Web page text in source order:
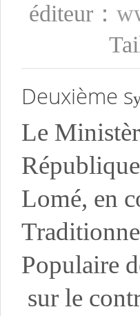
éditeur：
Deuxième s
Le
Lomé, en
Populaire
sur le